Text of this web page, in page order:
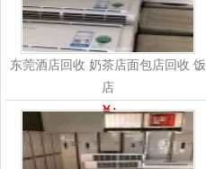
东莞酒店回收 奶茶店面包店回收 饭
店
￥: